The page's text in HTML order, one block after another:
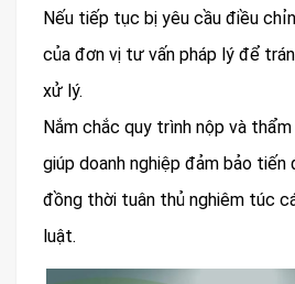
Nếu tiếp tục bị yêu cầu điều
của đơn vị tư vấn pháp lý để
xử lý.
Nắm chắc quy trình nộp và
giúp doanh nghiệp đảm bảo tiến
đồng thời tuân thủ nghiêm túc
luật.